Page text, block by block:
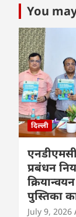
You
दिल्ली
प्रबंधन
पुस्तिका
July 9, 2026